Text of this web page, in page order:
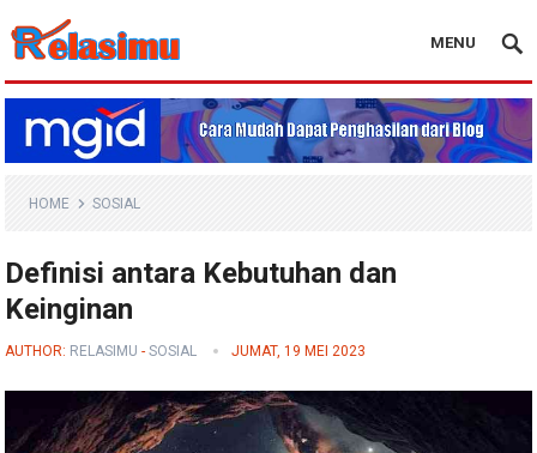
Blog Relasimu
MENU
HOME SOSIAL
Definisi antara Kebutuhan dan
Keinginan
AUTHOR: RELASIMU -SOSIAL JUMAT, 19 MEI 2023